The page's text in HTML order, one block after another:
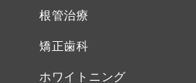
根管治療
矯正歯科
ホワイトニング